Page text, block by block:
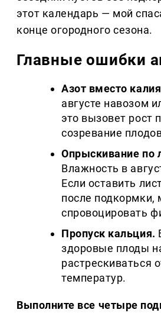
этот календарь — мой
конце огородного сезона.
Главные ошибки
Азот вместо
августе навозом
это вызовет рост
созревание
Опрыскивание по
Влажность в
Если оставить
после подкормки,
спровоцировать
Пропуск кальция.
здоровые плоды
растрескиваться
температур.
Выполните все четыре